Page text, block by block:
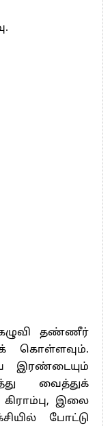
கழுவி தண்ணீர்
கொள்ளவும்.
இரண்டையும்
வைத்துக்
இலை
போட்டு